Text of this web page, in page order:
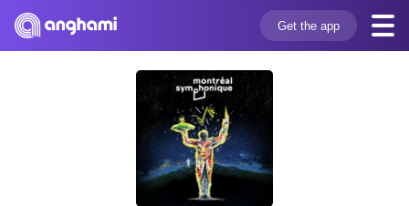
Get the app